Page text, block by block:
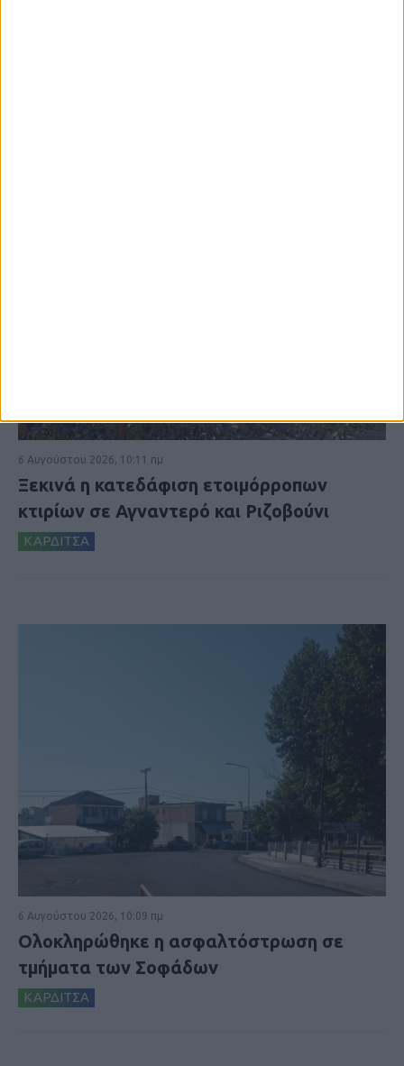
6 Αυγούστου 2026, 10:11 πμ
Ξεκινά η κατεδάφιση ετοιμόρροπων
κτιρίων σε Αγναντερό και Ριζοβούνι
ΚΑΡΔΙΤΣΑ
6 Αυγούστου 2026, 10:09 πμ
Ολοκληρώθηκε η ασφαλτόστρωση σε
τμήματα των Σοφάδων
ΚΑΡΔΙΤΣΑ